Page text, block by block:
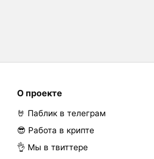
О проекте
🤘 Паблик в телеграм
😎 Работа в крипте
👌 Мы в твиттере